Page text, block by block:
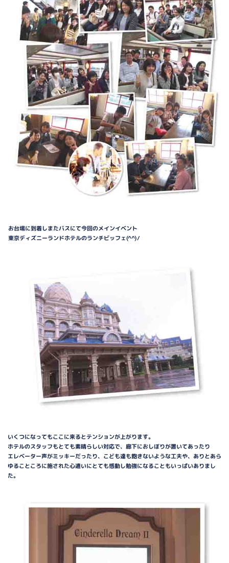
お台場に到着しまたバスにて今回のメインイベント
東京ディズニーランドホテルのランチビッフェ(^^)/
いくつになってもここに来るとテンションが上がります。
ホテルのスタッフもとても素晴らしい対応で、廊下におしぼりが置いてあったり
エレベーター声がミッキーだったり、こども達も飽きないような工夫や、ありとあら
ゆることころに施された心遣いにとても感動し勉強になることもいっぱいありまし
た。